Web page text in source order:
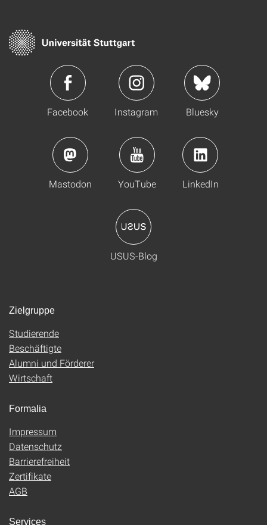
Facebook Instagram Bluesky
Mastodon YouTube LinkedIn
USUS-Blog
Zielgruppe
Studierende
Beschäftigte
Alumni und Förderer
Wirtschaft
Formalia
Impressum
Datenschutz
Barrierefreiheit
Zertifikate
AGB
Services